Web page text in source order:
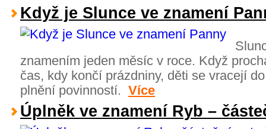
Když je Slunce ve znamení
znamením jeden měsíc v roce. Když
čas, kdy končí prázdniny, děti se vracejí
plnění povinností. Více
Úplněk ve znamení Ryb –